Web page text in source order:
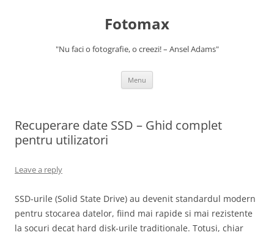
Fotomax
"Nu faci o fotografie, o creezi! – Ansel Adams"
Menu
Recuperare date SSD – Ghid complet
pentru utilizatori
Leave a reply
SSD-urile (Solid State Drive) au devenit standardul modern
pentru stocarea datelor, fiind mai rapide si mai rezistente
la socuri decat hard disk-urile traditionale. Totusi, chiar